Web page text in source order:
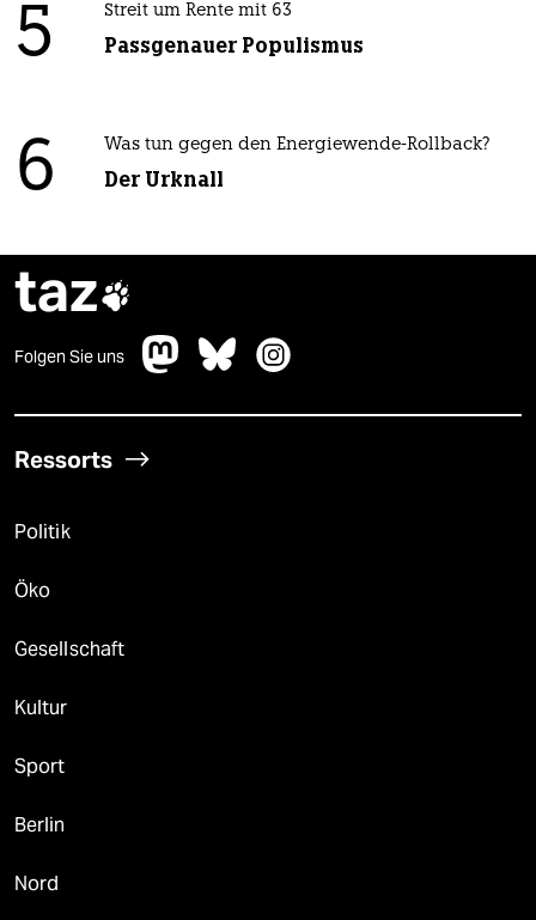
5 Streit um Rente mit 63
Passgenauer Populismus
6 Was tun gegen den Energiewende-Rollback?
Der Urknall
taz
Folgen Sie uns
Ressorts
Politik
Öko
Gesellschaft
Kultur
Sport
Berlin
Nord